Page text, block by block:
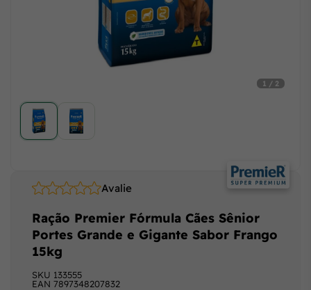
1 / 2
Avalie
SKU 133555
EAN 7897348207832
Ração Premier Fórmula Cães Sênior
Portes Grande e Gigante Sabor Frango
15kg